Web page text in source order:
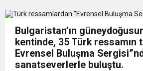
Bulgaristan’ın
kentinde, 35 Türk ressamın
Evrensel Buluşma Sergisi”
sanatseverlerle buluştu.